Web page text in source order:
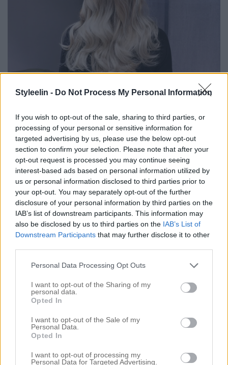
Styleelin - Do Not Process My Personal Information
If you wish to opt-out of the sale, sharing to third parties, or
processing of your personal or sensitive information for
targeted advertising by us, please use the below opt-out
section to confirm your selection. Please note that after your
opt-out request is processed you may continue seeing
interest-based ads based on personal information utilized by
us or personal information disclosed to third parties prior to
your opt-out. You may separately opt-out of the further
disclosure of your personal information by third parties on the
IAB’s list of downstream participants. This information may
also be disclosed by us to third parties on the IAB’s List of
Downstream Participants that may further disclose it to other
Personal Data Processing Opt Outs
I want to opt-out of the Sharing of my
personal data.
Opted In
I want to opt-out of the Sale of my
Personal Data.
Opted In
I want to opt-out of processing my
Personal Data for Targeted Advertising.
blanda tekniker. Jag lägger en bottenfärg i en
ombre-teknik, lägger även slingor samt målar
(balayage)lite högre upp jobbar mer med nyanser
än tidigare. Jag satt och trendspanade och fann en
trend för 2017 som heter”Flamboyage”som är
kombination utav alla dessa tre tekniker som jag
använder. Amerikanarna är roliga på att hitta nå
namn till samma saker